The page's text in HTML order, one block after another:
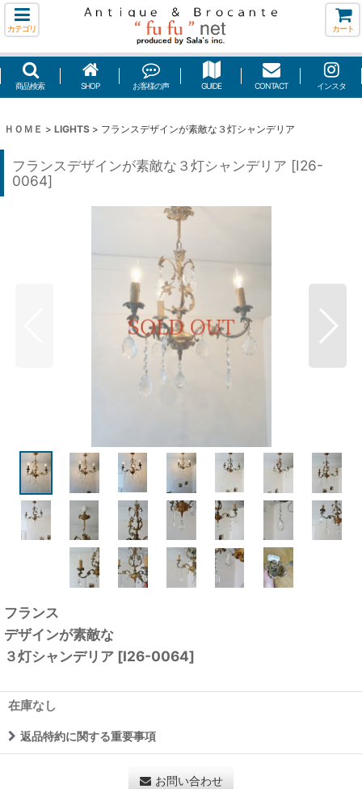
カテゴリ カート
商品検索 SHOP お客様の声 GUIDE CONTACT インスタ
ＨＯＭＥ > LIGHTS > フランスデザインが素敵な３灯シャンデリア
フランスデザインが素敵な３灯シャンデリア [I26-
0064]
フランス
デザインが素敵な
３灯シャンデリア [I26-0064]
在庫なし
返品特約に関する重要事項
お問い合わせ